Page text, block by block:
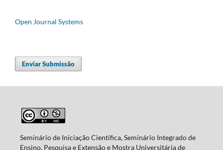
Open Journal Systems
Enviar Submissão
Seminário de Iniciação Científica, Seminário Integrado de
Ensino, Pesquisa e Extensão e Mostra Universitária de